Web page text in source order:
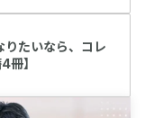
たいなら、コレ
冊】